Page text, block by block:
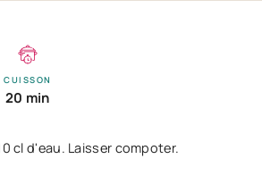
CUISSON
20 min
cl d'eau. Laisser compoter.